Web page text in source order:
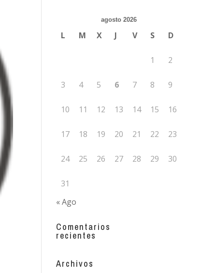
agosto 2026
L M X J V S D
1 2
3 4 5 6 7 8 9
10 11 12 13 14 15 16
17 18 19 20 21 22 23
24 25 26 27 28 29 30
31
« Ago
Comentarios
recientes
Archivos